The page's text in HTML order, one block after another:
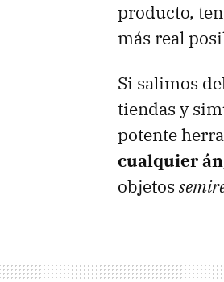
producto,
más real
Si salimos
tiendas y
potente
cualquier
objetos